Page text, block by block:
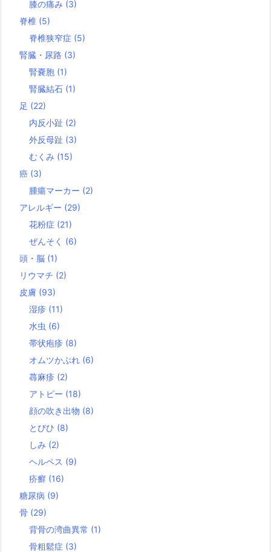
膝の痛み (3)
脊椎 (5)
脊椎狭窄症 (5)
腎臓・尿路 (3)
腎嚢胞 (1)
腎臓結石 (1)
足 (22)
内反小趾 (2)
外反母趾 (3)
むくみ (15)
癌 (3)
腫瘍マーカー (2)
アレルギー (29)
花粉症 (21)
ぜんそく (6)
頭・脳 (1)
リウマチ (2)
皮膚 (93)
湿疹 (11)
水虫 (6)
帯状疱疹 (8)
オムツかぶれ (6)
蕁麻疹 (2)
アトピー (18)
顔の吹き出物 (8)
とびひ (8)
しみ (2)
ヘルペス (9)
疥癬 (16)
糖尿病 (9)
骨 (29)
背骨の湾曲異常 (1)
骨粗鬆症 (3)